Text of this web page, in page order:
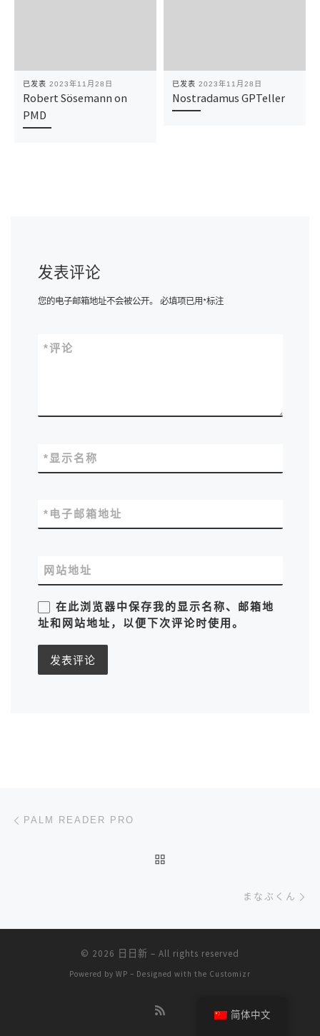
已发表 2023年11月28日
Robert Sösemann on
PMD
已发表 2023年11月28日
Nostradamus GPTeller
发表评论
您的电子邮箱地址不会被公开。 必填项已用*标注
评论
*
显示名称
*
电子邮箱地址
*
网站地址
在此浏览器中保存我的显示名称、邮箱地
址和网站地址，以便下次评论时使用。
文章导航
PALM READER PRO
まなぶくん
© 2026 日日新 – All rights reserved
Powered by WP – Designed with the Customizr
简体中文